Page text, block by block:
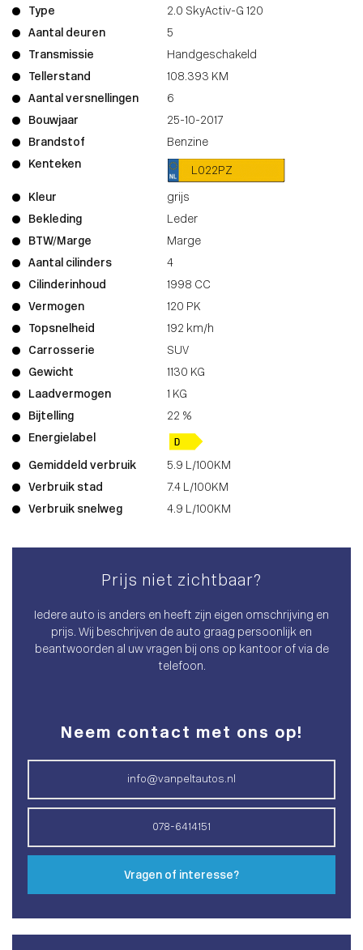
Type
2.0 SkyActiv-G 120
Aantal deuren
5
Transmissie
Handgeschakeld
Tellerstand
108.393 KM
Aantal versnellingen
6
Bouwjaar
25-10-2017
Brandstof
Benzine
Kenteken
L022PZ
Kleur
grijs
Bekleding
Leder
BTW/Marge
Marge
Aantal cilinders
4
Cilinderinhoud
1998 CC
Vermogen
120 PK
Topsnelheid
192 km/h
Carrosserie
SUV
Gewicht
1130 KG
Laadvermogen
1 KG
Bijtelling
22 %
Energielabel
Gemiddeld verbruik
5.9 L/100KM
Verbruik stad
7.4 L/100KM
Verbruik snelweg
4.9 L/100KM
Prijs niet zichtbaar?
Iedere auto is anders en heeft zijn eigen omschrijving en
prijs. Wij beschrijven de auto graag persoonlijk en
beantwoorden al uw vragen bij ons op kantoor of via de
telefoon.
Neem contact met ons op!
info@vanpeltautos.nl
078-6414151
Vragen of interesse?